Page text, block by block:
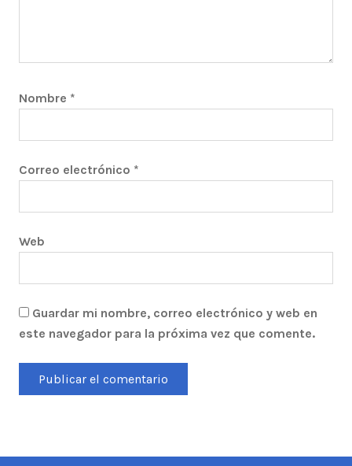
Nombre *
Correo electrónico *
Web
Guardar mi nombre, correo electrónico y web en
este navegador para la próxima vez que comente.